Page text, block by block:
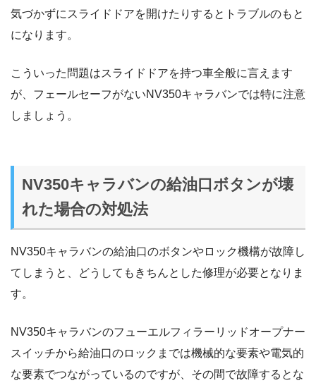
気づかずにスライドドアを開けたりするとトラブルのもと
になります。
こういった問題はスライドドアを持つ車全般に言えます
が、フェールセーフがないNV350キャラバンでは特に注意
しましょう。
NV350キャラバンの給油口ボタンが壊
れた場合の対処法
NV350キャラバンの給油口のボタンやロック機構が故障し
てしまうと、どうしてもきちんとした修理が必要となりま
す。
NV350キャラバンのフューエルフィラーリッドオープナー
スイッチから給油口のロックまでは機械的な要素や電気的
な要素でつながっているのですが、その間で故障するとな